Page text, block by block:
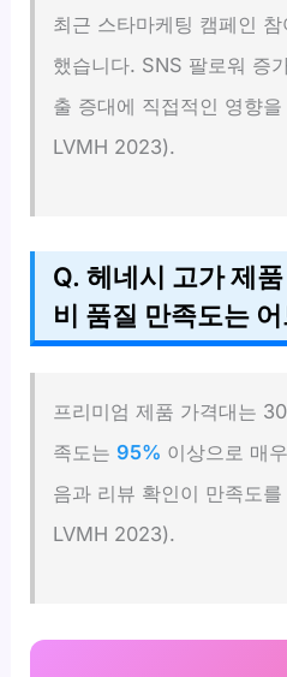
최근 스타마케팅 캠페인
했습니다. SNS 팔로워 증
출 증대에 직접적인 영향
LVMH 2023).
Q. 헤네시 고가 제
비 품질 만족도는
프리미엄 제품 가격대는
족도는95% 이상으로 매
음과 리뷰 확인이 만족도
LVMH 2023).